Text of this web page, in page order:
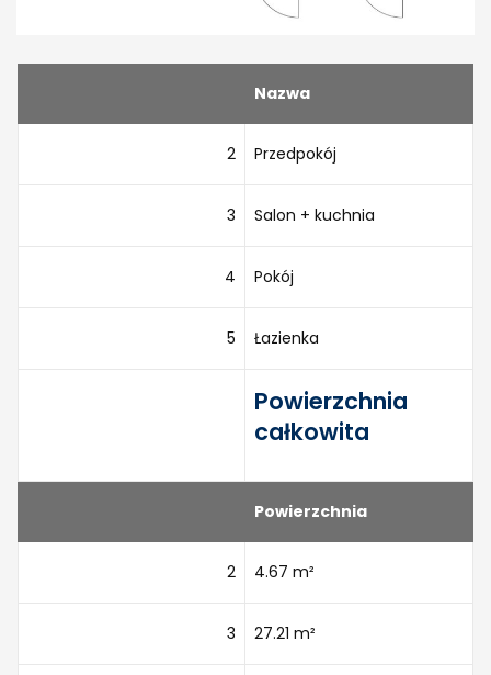
Nazwa
2 Przedpokój
3 Salon + kuchnia
4 Pokój
5 Łazienka
Powierzchnia
całkowita
Powierzchnia
2 4.67 m²
3 27.21 m²